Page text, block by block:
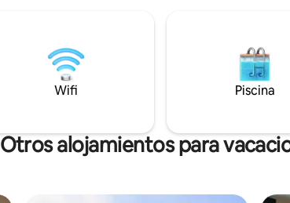
del
en
Wifi Piscina
Otros alojamientos para